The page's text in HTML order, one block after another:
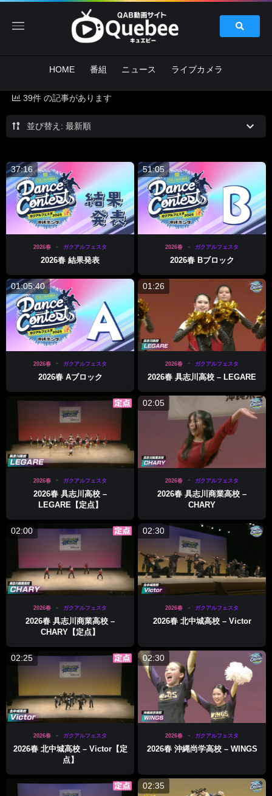
HOME 番組 ニュース ライブカメラ
並び替え: 最新順
39件 の記事があります
37:16
2026春 ガクアルフェスタ
2026春 結果発表
51:05
2026春 ガクアルフェスタ
2026春 Bブロック
01:05:40
2026春 ガクアルフェスタ
2026春 Aブロック
01:26
2026春 ガクアルフェスタ
2026春 具志川高校 – LEGARE
2026春 ガクアルフェスタ
2026春 具志川高校 –
LEGARE【定点】
02:05
2026春 ガクアルフェスタ
2026春 具志川商業高校 –
CHARY
02:00
2026春 ガクアルフェスタ
2026春 具志川商業高校 –
CHARY【定点】
02:30
2026春 ガクアルフェスタ
2026春 北中城高校 – Victor
02:25
2026春 ガクアルフェスタ
2026春 北中城高校 – Victor【定
点】
02:30
2026春 ガクアルフェスタ
2026春 沖縄尚学高校 – WINGS
02:35